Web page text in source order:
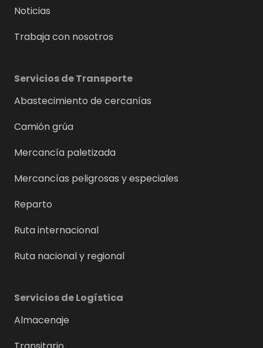
Noticias
Trabaja con nosotros
Servicios de Transporte
Abastecimiento de cercanías
Camión grúa
Mercancía paletizada
Mercancías peligrosas y especiales
Reparto
Ruta internacional
Ruta nacional y regional
Servicios de Logística
Almacenaje